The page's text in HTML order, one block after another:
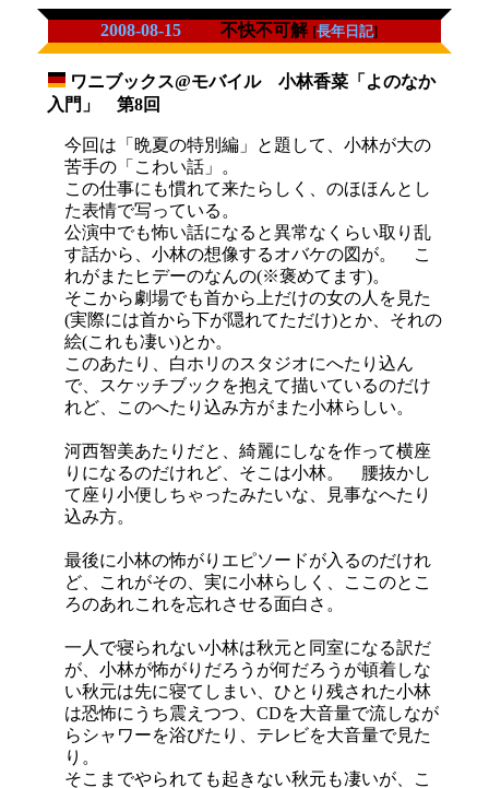
2008-08-15 不快不可解 [長年日記]
ワニブックス@モバイル 小林香菜「よのなか
入門」 第8回
今回は「晩夏の特別編」と題して、小林が大の
苦手の「こわい話」。
この仕事にも慣れて来たらしく、のほほんとし
た表情で写っている。
公演中でも怖い話になると異常なくらい取り乱
す話から、小林の想像するオバケの図が。 こ
れがまたヒデーのなんの(※褒めてます)。
そこから劇場でも首から上だけの女の人を見た
(実際には首から下が隠れてただけ)とか、それの
絵(これも凄い)とか。
このあたり、白ホリのスタジオにへたり込ん
で、スケッチブックを抱えて描いているのだけ
れど、このへたり込み方がまた小林らしい。
河西智美あたりだと、綺麗にしなを作って横座
りになるのだけれど、そこは小林。 腰抜かし
て座り小便しちゃったみたいな、見事なへたり
込み方。
最後に小林の怖がりエピソードが入るのだけれ
ど、これがその、実に小林らしく、ここのとこ
ろのあれこれを忘れさせる面白さ。
一人で寝られない小林は秋元と同室になる訳だ
が、小林が怖がりだろうが何だろうが頓着しな
い秋元は先に寝てしまい、ひとり残された小林
は恐怖にうち震えつつ、CDを大音量で流しなが
らシャワーを浴びたり、テレビを大音量で見た
り。
そこまでやられても起きない秋元も凄いが、こ